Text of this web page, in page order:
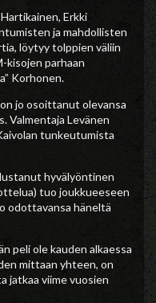
Erkki
ja mahdollisten
löytyy tolppien väliin
kisojen parhaan
Korhonen.
jo osoittanut olevansa
Valmentaja Levänen
tunkeutumista
hyvälyöntinen
tuo joukkueeseen
odottavansa häneltä
peli ole kauden alkaessa
mittaan yhteen, on
jatkaa viime vuosien